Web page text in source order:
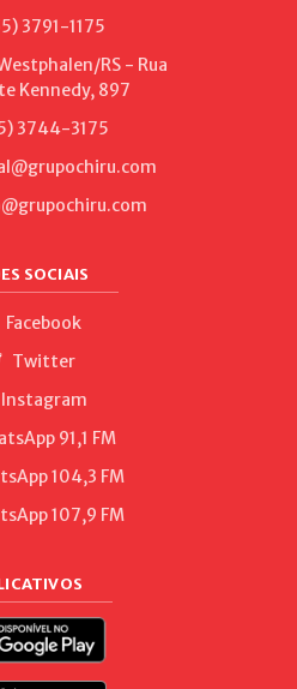
3791-1175
RS - Rua
Kennedy, 897
3744-3175
SOCIAIS
Facebook
Twitter
Instagram
91,1 FM
104,3 FM
107,9 FM